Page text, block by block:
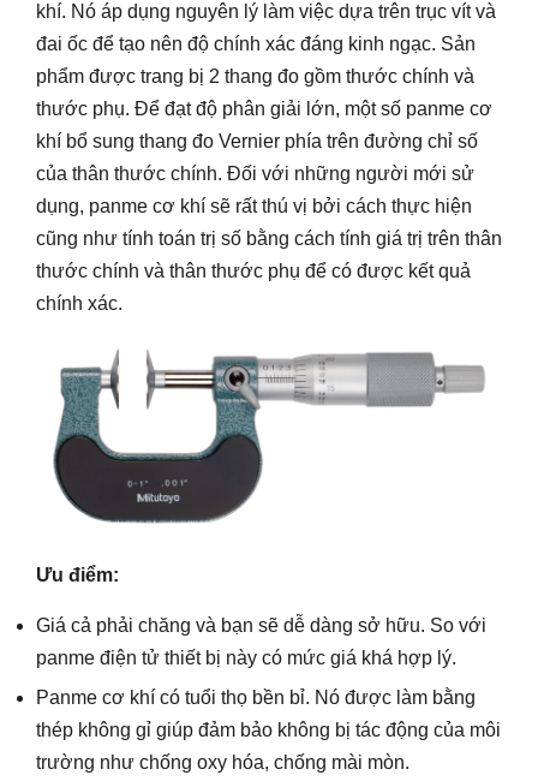
khí. Nó áp dụng nguyên lý làm việc dựa trên trục vít và
đai ốc để tạo nên độ chính xác đáng kinh ngạc. Sản
phẩm được trang bị 2 thang đo gồm thước chính và
thước phụ. Để đạt độ phân giải lớn, một số panme cơ
khí bổ sung thang đo Vernier phía trên đường chỉ số
của thân thước chính. Đối với những người mới sử
dụng, panme cơ khí sẽ rất thú vị bởi cách thực hiện
cũng như tính toán trị số bằng cách tính giá trị trên thân
thước chính và thân thước phụ để có được kết quả
chính xác.
Ưu điểm:
Giá cả phải chăng và bạn sẽ dễ dàng sở hữu. So với
panme điện tử thiết bị này có mức giá khá hợp lý.
Panme cơ khí có tuổi thọ bền bỉ. Nó được làm bằng
thép không gỉ giúp đảm bảo không bị tác động của môi
trường như chống oxy hóa, chống mài mòn.